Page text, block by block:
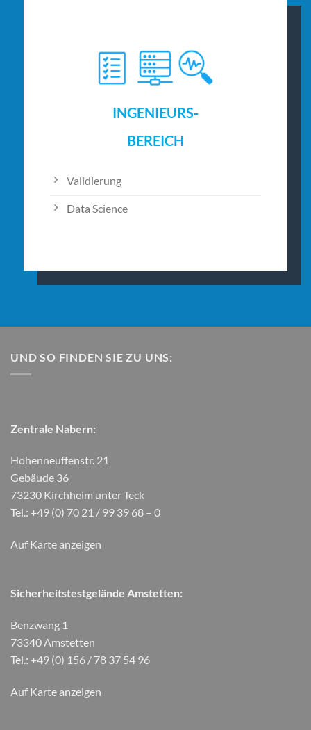
INGENIEURS-
BEREICH
Validierung
Data Science
UND SO FINDEN SIE ZU UNS:
Zentrale Nabern:
Hohenneuffenstr. 21
Gebäude 36
73230 Kirchheim unter Teck
Tel.: +49 (0) 70 21 / 99 39 68 – 0
Auf Karte anzeigen
Sicherheitstestgelände Amstetten:
Benzwang 1
73340 Amstetten
Tel.: +49 (0) 156 / 78 37 54 96
Auf Karte anzeigen